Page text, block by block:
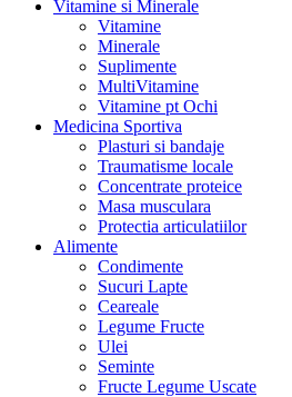
Vitamine si Minerale
Vitamine
Minerale
Suplimente
MultiVitamine
Vitamine pt Ochi
Medicina Sportiva
Plasturi si bandaje
Traumatisme locale
Concentrate proteice
Masa musculara
Protectia articulatiilor
Alimente
Condimente
Sucuri Lapte
Ceareale
Legume Fructe
Ulei
Seminte
Fructe Legume Uscate